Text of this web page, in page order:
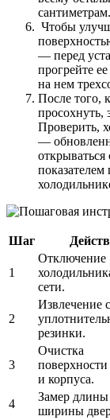
сантиметрам.
Чтобы
— перед
прогрейте
на нем
После того,
просохнуть,
Проверить,
—
Шаг
1
Отключение
сети.
2
Извлечение
резинки.
3
Очистка
и корпуса.
4
Замер
ширины